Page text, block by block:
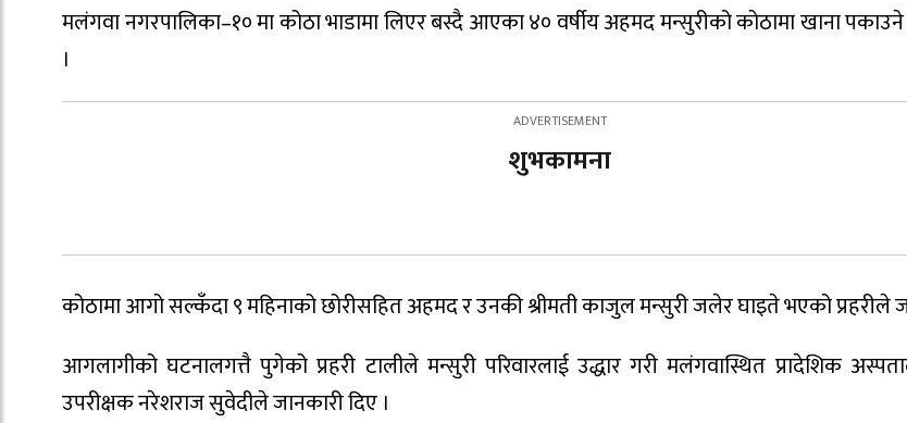
मलंगवा नगरपालिका–१० मा कोठा भाडामा लिएर बस्दै आएका ४० वर्षीय अहमद मन्सुरीको कोठामा खाना
।
शुभकामना
कोठामा आगो सल्कँदा ९ महिनाको छोरीसहित अहमद र उनकी श्रीमती काजुल मन्सुरी जलेर घाइते भएको प्रहरीले
आगलागीको घटनालगत्तै पुगेको प्रहरी टालीले मन्सुरी परिवारलाई उद्धार गरी मलंगवास्थित प्रादेशिक
उपरीक्षक नरेशराज सुवेदीले जानकारी दिए ।